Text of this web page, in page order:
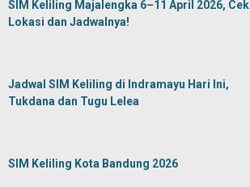
SIM Keliling Majalengka 6–11 April 2026, Cek
Lokasi dan Jadwalnya!
Jadwal SIM Keliling di Indramayu Hari Ini,
Tukdana dan Tugu Lelea
SIM Keliling Kota Bandung 2026